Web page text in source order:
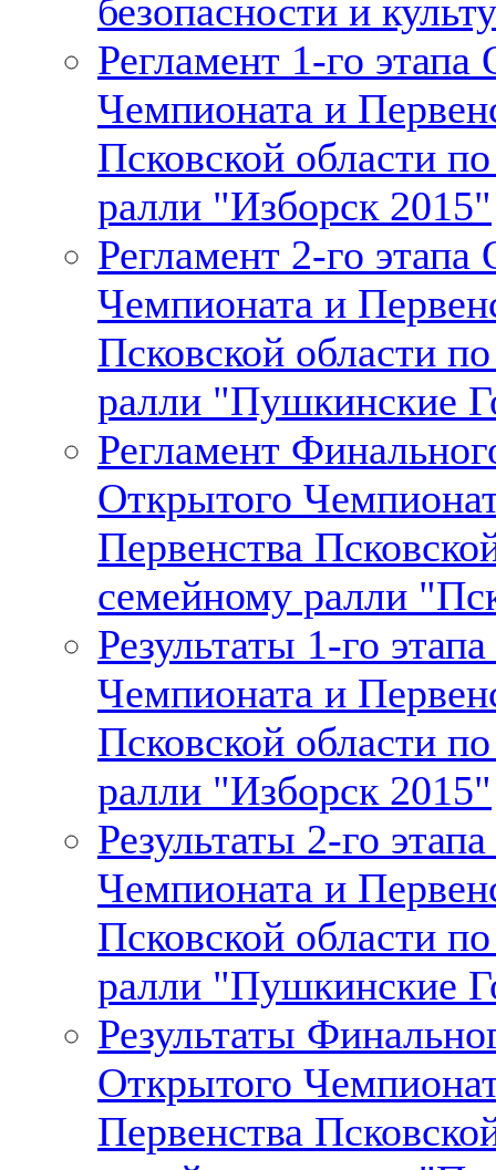
безопасности и
Регламент 1-го этапа
Чемпионата и
Псковской области
ралли "Изборск 2015"
Регламент 2-го этапа
Чемпионата и
Псковской области
ралли "Пушкинские
Регламент
Открытого
Первенства
семейному ралли
Результаты 1-го
Чемпионата и
Псковской области
ралли "Изборск 2015"
Результаты 2-го
Чемпионата и
Псковской области
ралли "Пушкинские
Результаты
Открытого
Первенства